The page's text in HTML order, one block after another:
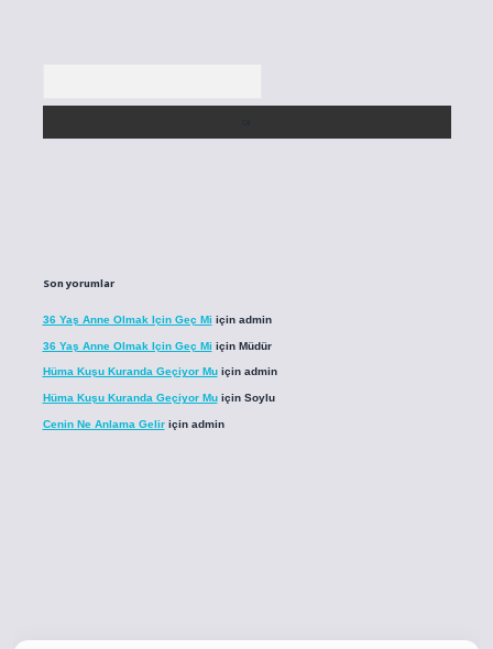
Son yorumlar
36 Yaş Anne Olmak Için Geç Mi için admin
36 Yaş Anne Olmak Için Geç Mi için Müdür
Hüma Kuşu Kuranda Geçiyor Muiçin admin
Hüma Kuşu Kuranda Geçiyor Muiçin Soylu
Cenin Ne Anlama Geliriçin admin